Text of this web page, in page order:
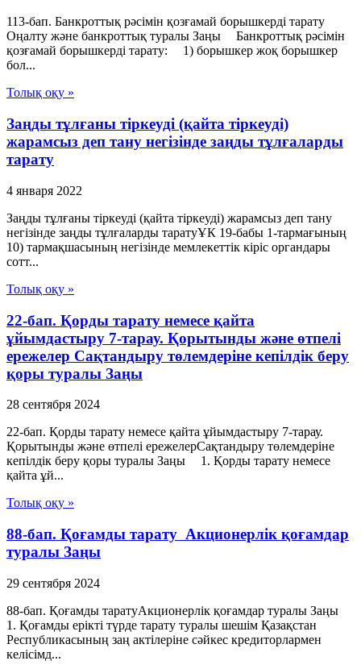
113-бап. Банкроттық рәсімін қозғамай борышкерді тарату
Оңалту және банкроттық туралы Заңы Банкроттық рәсімін
қозғамай борышкерді тарату: 1) борышкер жоқ борышкер
бол...
Толық оқу »
Заңды тұлғаны тіркеуді (қайта тіркеуді)
жарамсыз деп тану негізінде заңды тұлғаларды
тарату
4 января 2022
Заңды тұлғаны тіркеуді (қайта тіркеуді) жарамсыз деп тану
негізінде заңды тұлғаларды таратуҰК 19-бабы 1-тармағының
10) тармақшасының негізінде мемлекеттік кіріс органдары
сотт...
Толық оқу »
22-бап. Қорды тарату немесе қайта
ұйымдастыру 7-тарау. Қорытынды және өтпелі
ережелер Сақтандыру төлемдеріне кепілдік беру
қоры туралы Заңы
28 сентября 2024
22-бап. Қорды тарату немесе қайта ұйымдастыру 7-тарау.
Қорытынды және өтпелі ережелерСақтандыру төлемдеріне
кепілдік беру қоры туралы Заңы 1. Қорды тарату немесе
қайта ұй...
Толық оқу »
88-бап. Қоғамды тарату Акционерлік қоғамдар
туралы Заңы
29 сентября 2024
88-бап. Қоғамды таратуАкционерлік қоғамдар туралы Заңы
1. Қоғамды ерікті түрде тарату туралы шешім Қазақстан
Республикасының заң актілеріне сәйкес кредиторлармен
келісімд...